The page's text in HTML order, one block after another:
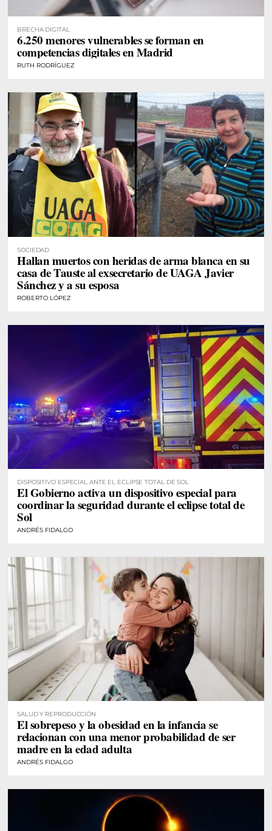
BRECHA DIGITAL
6.250 menores vulnerables se forman en
competencias digitales en Madrid
RUTH RODRÍGUEZ
SOCIEDAD
Hallan muertos con heridas de arma blanca en su
casa de Tauste al exsecretario de UAGA Javier
Sánchez y a su esposa
ROBERTO LÓPEZ
DISPOSITIVO ESPECIAL ANTE EL ECLIPSE TOTAL DE SOL
El Gobierno activa un dispositivo especial para
coordinar la seguridad durante el eclipse total de
Sol
ANDRÉS FIDALGO
SALUD Y REPRODUCCIÓN
El sobrepeso y la obesidad en la infancia se
relacionan con una menor probabilidad de ser
madre en la edad adulta
ANDRÉS FIDALGO